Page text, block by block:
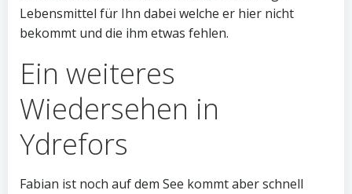
Lebensmittel für Ihn dabei welche er hier nicht
bekommt und die ihm etwas fehlen.
Ein weiteres
Wiedersehen in
Ydrefors
Fabian ist noch auf dem See kommt aber schnell